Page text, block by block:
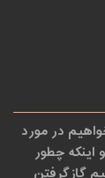
در مورد
چطور